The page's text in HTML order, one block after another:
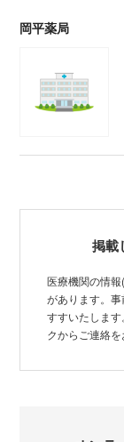
岡平薬局
掲載
医療機関の情
があります。
すすいたしま
クからご連絡を